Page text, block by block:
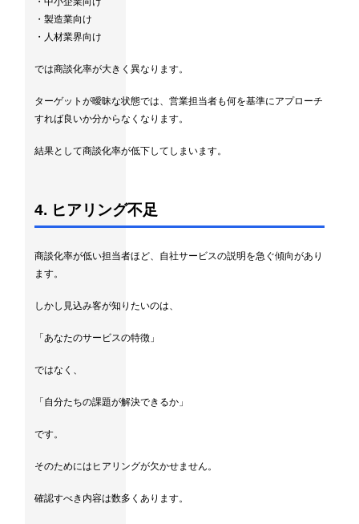
・製造業向け
・人材業界向け
では商談化率が大きく異なります。
ターゲットが曖昧な状態では、営業担当者も何を基準にアプローチ
すれば良いか分からなくなります。
結果として商談化率が低下してしまいます。
4. ヒアリング不足
商談化率が低い担当者ほど、自社サービスの説明を急ぐ傾向があり
ます。
しかし見込み客が知りたいのは、
「あなたのサービスの特徴」
ではなく、
「自分たちの課題が解決できるか」
です。
そのためにはヒアリングが欠かせません。
確認すべき内容は数多くあります。